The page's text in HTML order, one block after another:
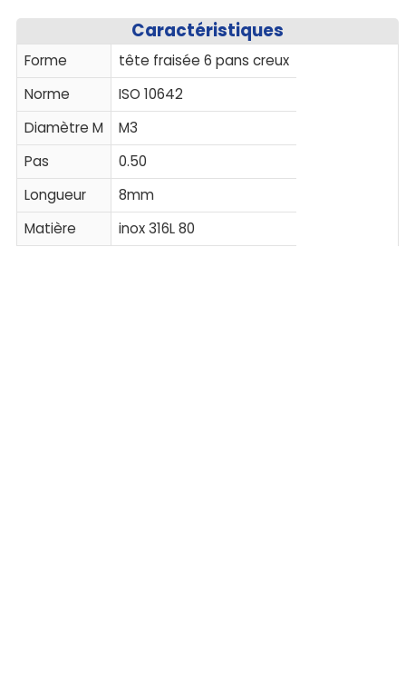
Caractéristiques
Forme
tête fraisée 6 pans creux
Norme
ISO 10642
Diamètre M
M3
Pas
0.50
Longueur
8mm
Matière
inox 316L 80